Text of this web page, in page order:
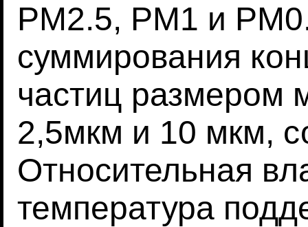
PM2.5, PM1 и
суммирования
частиц размером
2,5мкм и 10 мкм,
Относительная
температура